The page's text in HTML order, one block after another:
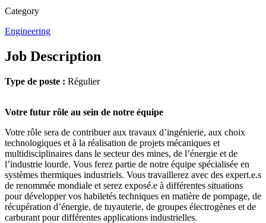
Category
Engineering
Job Description
Type de poste : Régulier
Votre futur rôle au sein de notre équipe
Votre rôle sera de contribuer aux travaux d’ingénierie, aux choix
technologiques et à la réalisation de projets mécaniques et
multidisciplinaires dans le secteur des mines, de l’énergie et de
l’industrie lourde. Vous ferez partie de notre équipe spécialisée en
systèmes thermiques industriels. Vous travaillerez avec des expert.e.s
de renommée mondiale et serez exposé.e à différentes situations
pour développer vos habiletés techniques en matière de pompage, de
récupération d’énergie, de tuyauterie, de groupes électrogènes et de
carburant pour différentes applications industrielles.